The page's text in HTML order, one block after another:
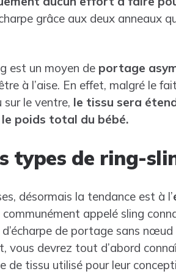
grâce aux deux anneaux
est un moyen de portage
à l’aise. En effet, malgré le
sur le ventre, le tissu sera
poids total du bébé.
types de ring-
désormais la tendance est à l’
appelé sling
de portage sans
vous devrez tout d’abord
tissu utilisé pour leur